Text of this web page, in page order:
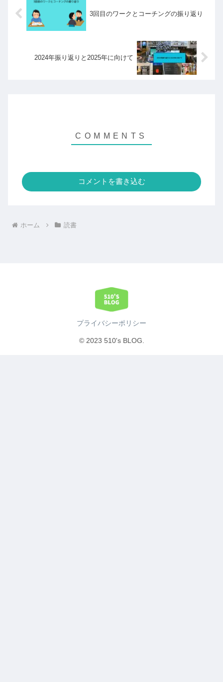
3回目のワークとコーチングの振り返り
2024年振り返りと2025年に向けて
コメントを書き込む
ホーム 読書
プライバシーポリシー
© 2023 510's BLOG.